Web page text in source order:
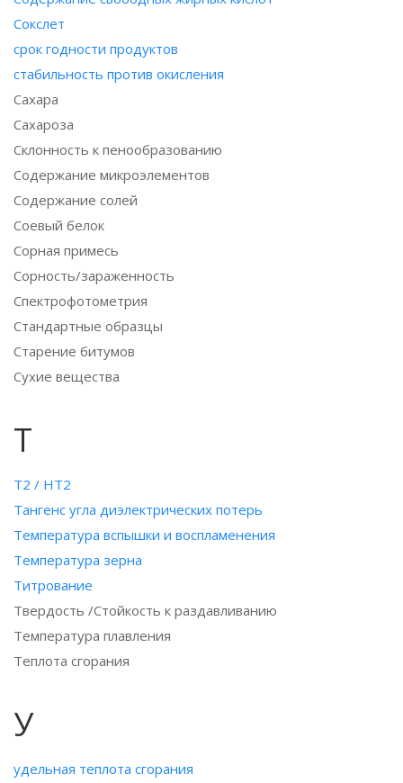
Сокслет
срок годности продуктов
стабильность против окисления
Сахара
Сахароза
Склонность к пенообразованию
Содержание микроэлементов
Содержание солей
Соевый белок
Сорная примесь
Сорность/зараженность
Спектрофотометрия
Стандартные образцы
Старение битумов
Сухие вещества
Т
T2 / HT2
Тангенс угла диэлектрических потерь
Температура вспышки и воспламенения
Температура зерна
Титрование
Твердость /Стойкость к раздавливанию
Температура плавления
Теплота сгорания
У
удельная теплота сгорания